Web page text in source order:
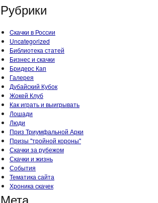
Рубрики
Cкачки в России
Uncategorized
Библиотека статей
Бизнес и скачки
Бридерс Кап
Галерея
Дубайский Кубок
Жокей Клуб
Как играть и выигрывать
Лошади
Люди
Приз Триумфальной Арки
Призы "тройной короны"
Скачки за рубежом
Скачки и жизнь
События
Тематика сайта
Хроника скачек
Мета